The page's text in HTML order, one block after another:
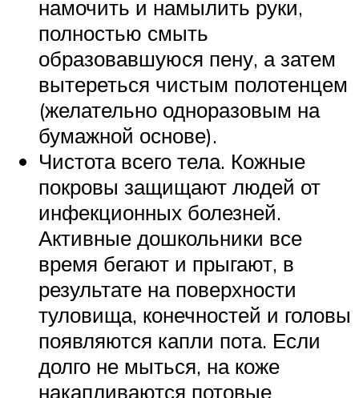
намочить и намылить руки,
полностью смыть
образовавшуюся пену, а затем
вытереться чистым полотенцем
(желательно одноразовым на
бумажной основе).
Чистота всего тела. Кожные
покровы защищают людей от
инфекционных болезней.
Активные дошкольники все
время бегают и прыгают, в
результате на поверхности
туловища, конечностей и головы
появляются капли пота. Если
долго не мыться, на коже
накапливаются потовые